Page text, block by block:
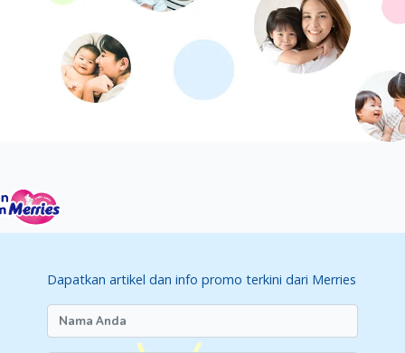
Dapatkan artikel dan info promo terkini dari Merries